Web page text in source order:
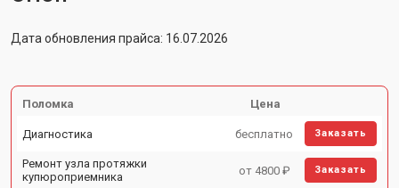
Дата обновления прайса: 16.07.2026
Поломка Цена
Диагностика бесплатно Заказать
Ремонт узла протяжки
купюроприемника
от 4800 ₽ Заказать